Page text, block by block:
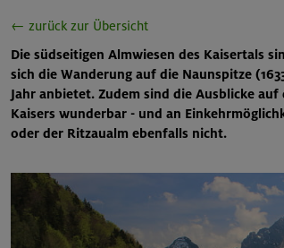
← zurück zur Übersicht
Die südseitigen Almwiesen des Kaisertals
sich die Wanderung auf die Naunspitze
Jahr anbietet. Zudem sind die Ausblicke
Kaisers wunderbar - und an
oder der Ritzaualm ebenfalls nicht.